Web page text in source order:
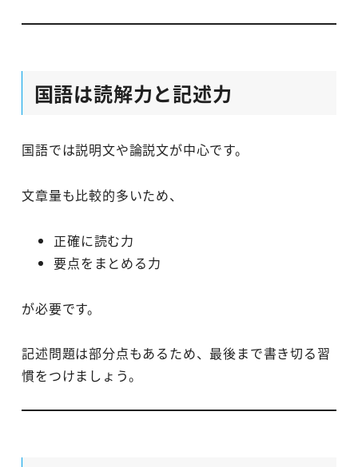
国語は読解力と記述力
国語では説明文や論説文が中心です。
文章量も比較的多いため、
正確に読む力
要点をまとめる力
が必要です。
記述問題は部分点もあるため、最後まで書き切る習
慣をつけましょう。